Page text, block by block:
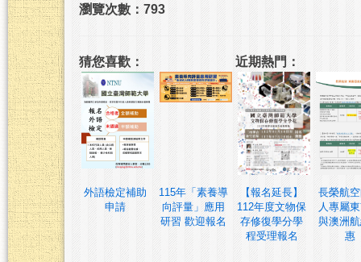
瀏覽次數：793
猜您喜歡：
外語檢定補助
申請
115年「素養導
向評量」應用
研習 歡迎報名
近期熱門：
【報名延長】
112年度文物保
存修復學分學
程受理報名
長榮航
人專屬
與澳洲
惠